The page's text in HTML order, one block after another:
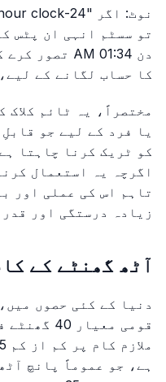
کا حساب لگانے کے لیے، آپ کو 1334 درج
مختصراً، یہ ٹائم کلاک
کو ٹریک کرنا چاہتا
اگرچہ یہ استعمال
تاہم اس کی عملی اور
زیادہ درستگی اور
آٹھ گھنٹے کے
دنیا کے کئی حصوں
قومی
ہے، جو عموماً پانچ